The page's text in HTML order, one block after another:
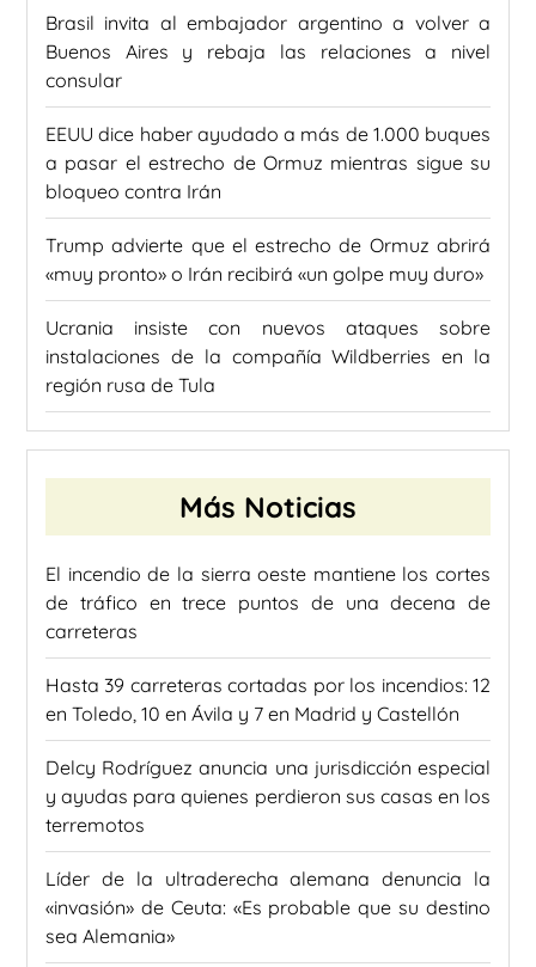
Brasil invita al embajador argentino a volver a
Buenos Aires y rebaja las relaciones a nivel
consular
EEUU dice haber ayudado a más de 1.000 buques
a pasar el estrecho de Ormuz mientras sigue su
bloqueo contra Irán
Trump advierte que el estrecho de Ormuz abrirá
«muy pronto» o Irán recibirá «un golpe muy duro»
Ucrania insiste con nuevos ataques sobre
instalaciones de la compañía Wildberries en la
región rusa de Tula
Más Noticias
El incendio de la sierra oeste mantiene los cortes
de tráfico en trece puntos de una decena de
carreteras
Hasta 39 carreteras cortadas por los incendios: 12
en Toledo, 10 en Ávila y 7 en Madrid y Castellón
Delcy Rodríguez anuncia una jurisdicción especial
y ayudas para quienes perdieron sus casas en los
terremotos
Líder de la ultraderecha alemana denuncia la
«invasión» de Ceuta: «Es probable que su destino
sea Alemania»